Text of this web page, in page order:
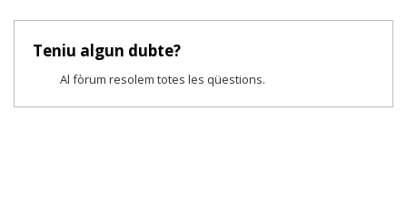
Teniu algun dubte?
Al fòrum resolem totes les qüestions.